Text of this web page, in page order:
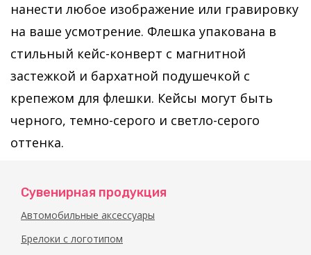
нанести любое изображение или гравировку
на ваше усмотрение. Флешка упакована в
стильный кейс-конверт с магнитной
застежкой и бархатной подушечкой с
крепежом для флешки. Кейсы могут быть
черного, темно-серого и светло-серого
оттенка.
Сувенирная продукция
Автомобильные аксессуары
Брелоки с логотипом